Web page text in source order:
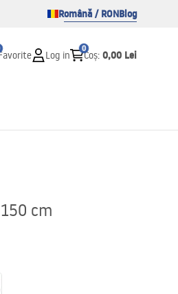
Română / RONBlog
Log in
0
Coș: 0,00 Lei
cm